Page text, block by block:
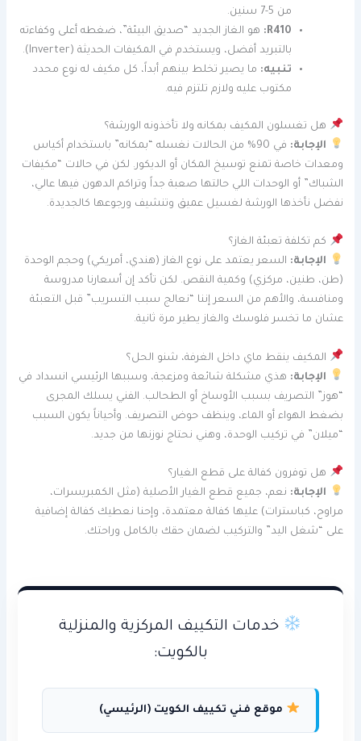
من 5-7 سنين.
R410:
هو الغاز الجديد “صديق البيئة”، ضغطه أعلى وكفاءته
بالتبريد أفضل، ويستخدم في المكيفات الحديثة (Inverter).
تنبيه: ما يصير تخلط بينهم أبداً، كل مكيف له نوع محدد
مكتوب عليه ولازم تلتزم فيه.
هل تغسلون المكيف بمكانه ولا تأخذونه الورشة؟
الإجابة:
في 90% من الحالات نغسله “بمكانه” باستخدام أكياس
ومعدات خاصة تمنع توسيخ المكان أو الديكور. لكن في حالات “مكيفات
الشباك” أو الوحدات اللي حالتها صعبة جداً وتراكم الدهون فيها عالي،
نفضل نأخذها الورشة لغسيل عميق وتنشيف ورجوعها كالجديدة.
كم تكلفة تعبئة الغاز؟
الإجابة: السعر يعتمد على نوع الغاز (هندي، أمريكي) وحجم الوحدة
(طن، طنين، مركزي) وكمية النقص. لكن تأكد إن أسعارنا مدروسة
ومنافسة، والأهم من السعر إننا “نعالج سبب التسريب” قبل التعبئة
عشان ما تخسر فلوسك والغاز يطير مرة ثانية.
المكيف ينقط ماي داخل الغرفة، شنو الحل؟
الإجابة: هذي مشكلة شائعة ومزعجة، وسببها الرئيسي انسداد في
“هوز” التصريف بسبب الأوساخ أو الطحالب. الفني يسلك المجرى
بضغط الهواء أو الماء، وينظف حوض التصريف. وأحياناً يكون السبب
“ميلان” في تركيب الوحدة، وهني نحتاج نوزنها من جديد.
هل توفرون كفالة على قطع الغيار؟
الإجابة: نعم، جميع قطع الغيار الأصلية (مثل الكمبريسرات،
مراوح، كباسترات) عليها كفالة معتمدة، وإحنا نعطيك كفالة إضافية
على “شغل اليد” والتركيب لضمان حقك بالكامل وراحتك.
خدمات التكييف المركزية والمنزلية
بالكويت:
موقع فني تكييف الكويت (الرئيسي)